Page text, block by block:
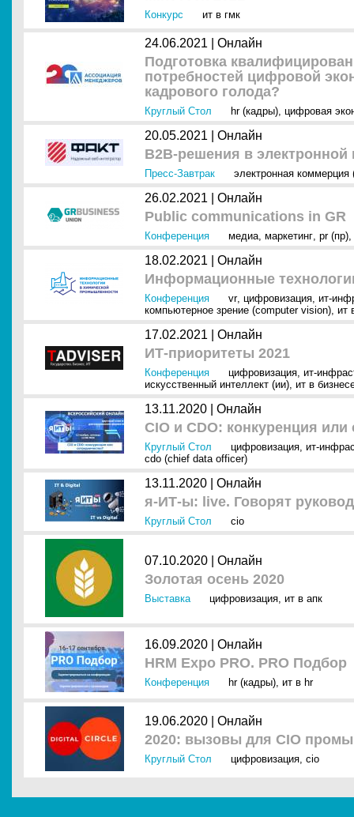
Конкурс ит в гмк
24.06.2021 | Онлайн
Подготовка
потребностей цифровой
кадрового голода?
Круглый Стол hr (кадры), цифровая
20.05.2021 | Онлайн
B2B-решения в
Пресс-Завтрак электронная коммерция
26.02.2021 | Онлайн
Public communications in GR
Конференция медиа, маркетинг, pr (пр),
18.02.2021 | Онлайн
Информационные
Конференция vr, цифровизация, ит-
компьютерное зрение (computer vision), ит
17.02.2021 | Онлайн
ИТ-приоритеты 2021
Конференция цифровизация, ит-
искусственный интеллект (ии), ит в
13.11.2020 | Онлайн
CIO и CDO: конкуренция или
Круглый Стол цифровизация, ит-
cdo (chief data officer)
13.11.2020 | Онлайн
я-ИТ-ы: live. Говорят
Круглый Стол cio
07.10.2020 | Онлайн
Золотая осень 2020
Выставка цифровизация, ит в апк
16.09.2020 | Онлайн
HRM Expo PRO. PRO Подбор
Конференция hr (кадры), ит в hr
19.06.2020 | Онлайн
2020: вызовы для CIO
Круглый Стол цифровизация, cio